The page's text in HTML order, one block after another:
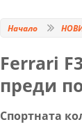
Начало
Ferrari
преди
Спортната